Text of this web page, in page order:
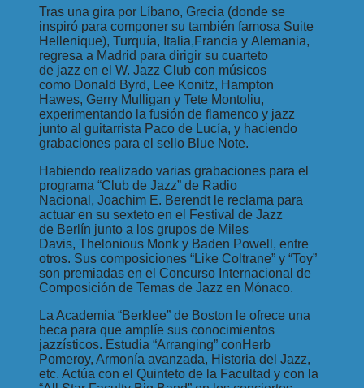
Tras una gira por Líbano, Grecia (donde se
inspiró para componer su también famosa Suite
Hellenique), Turquía, Italia,Francia y Alemania,
regresa a Madrid para dirigir su cuarteto
de jazz en el W. Jazz Club con músicos
como Donald Byrd, Lee Konitz, Hampton
Hawes, Gerry Mulligan y Tete Montoliu,
experimentando la fusión de flamenco y jazz
junto al guitarrista Paco de Lucía, y haciendo
grabaciones para el sello Blue Note.
Habiendo realizado varias grabaciones para el
programa “Club de Jazz” de Radio
Nacional, Joachim E. Berendt le reclama para
actuar en su sexteto en el Festival de Jazz
de Berlín junto a los grupos de Miles
Davis, Thelonious Monk y Baden Powell, entre
otros. Sus composiciones “Like Coltrane” y “Toy”
son premiadas en el Concurso Internacional de
Composición de Temas de Jazz en Mónaco.
La Academia “Berklee” de Boston le ofrece una
beca para que amplíe sus conocimientos
jazzísticos. Estudia “Arranging” conHerb
Pomeroy, Armonía avanzada, Historia del Jazz,
etc. Actúa con el Quinteto de la Facultad y con la